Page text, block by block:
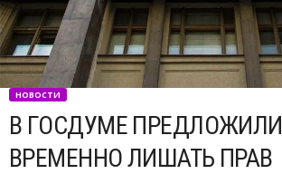
НОВОСТИ
В ГОСДУМЕ ПРЕДЛОЖИЛИ
ВРЕМЕННО ЛИШАТЬ ПРАВ